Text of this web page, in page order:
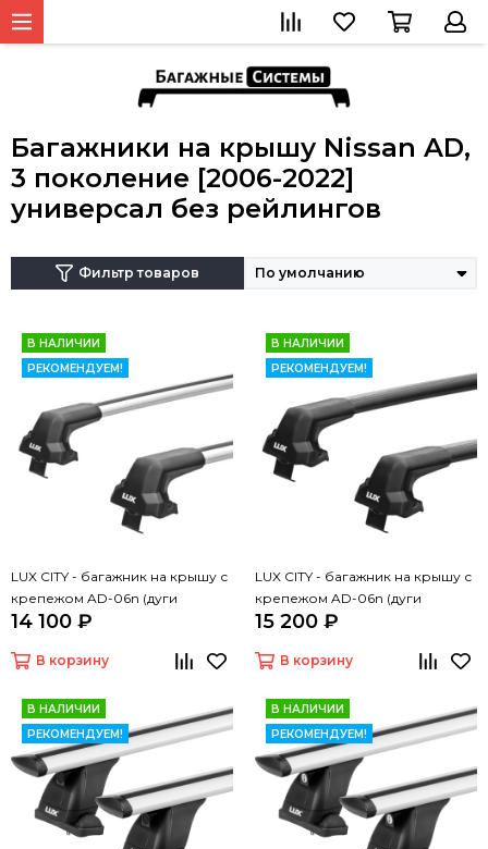
Багажники на крышу Nissan AD,
3 поколение [2006-2022]
универсал без рейлингов
Фильтр товаров
В НАЛИЧИИ
РЕКОМЕНДУЕМ!
LUX CITY - багажник на крышу с
крепежом AD-06n (дуги
крыловидные серые, 1,05м)
14 100 ₽
В корзину
В НАЛИЧИИ
РЕКОМЕНДУЕМ!
LUX CITY - багажник на крышу с
крепежом AD-06n (дуги
крыловидные черные 1,05м)
15 200 ₽
В корзину
В НАЛИЧИИ
РЕКОМЕНДУЕМ!
В НАЛИЧИИ
РЕКОМЕНДУЕМ!